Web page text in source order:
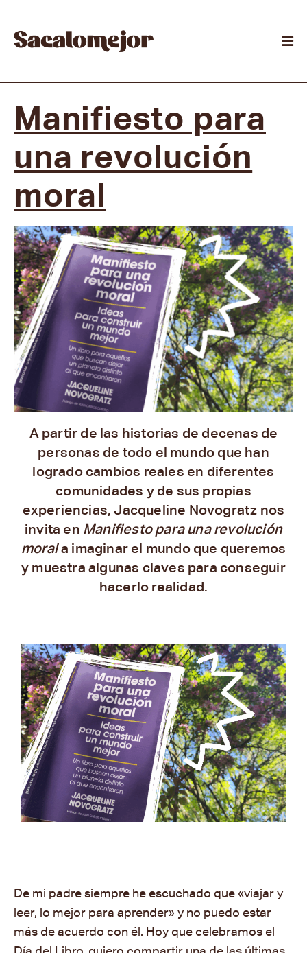
Manifiesto para
una revolución
moral
A partir de las historias de decenas de
personas de todo el mundo que han
logrado cambios reales en diferentes
comunidades y de sus propias
experiencias, Jacqueline Novogratz nos
invita en Manifiesto para una revolución
morala imaginar el mundo que queremos
y muestra algunas claves para conseguir
hacerlo realidad.
De mi padre siempre he escuchado que «viajar y
leer, lo mejor para aprender» y no puedo estar
más de acuerdo con él. Hoy que celebramos el